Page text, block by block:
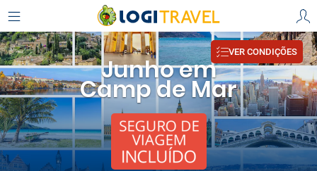
Junho em
Camp de Mar
VER CONDIÇÕES